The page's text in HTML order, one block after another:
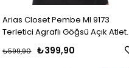
Arias Closet Pembe MI 9173
Terletici Agraflı Göğsü Açık Atlet
₺399,90
₺599,90